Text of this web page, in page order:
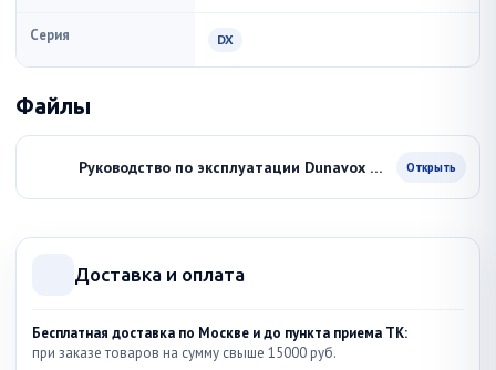
Серия DX
Файлы
Руководство по эксплуатации Dunavox DX 7.20SSK/DP Открыть
Доставка и оплата
Бесплатная доставка по Москве и до пункта приема ТК:
при заказе товаров на сумму свыше 15000 руб.